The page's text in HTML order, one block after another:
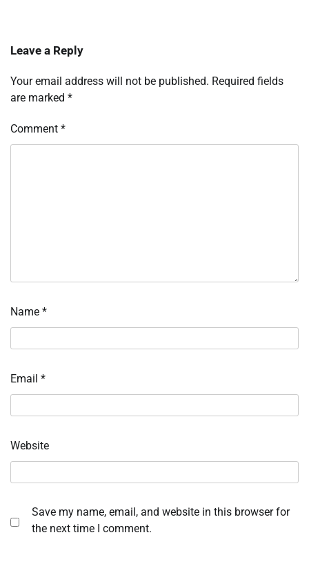
Leave a Reply
Your email address will not be published. Required fields
are marked *
Comment *
Name *
Email *
Website
Save my name, email, and website in this browser for
the next time I comment.